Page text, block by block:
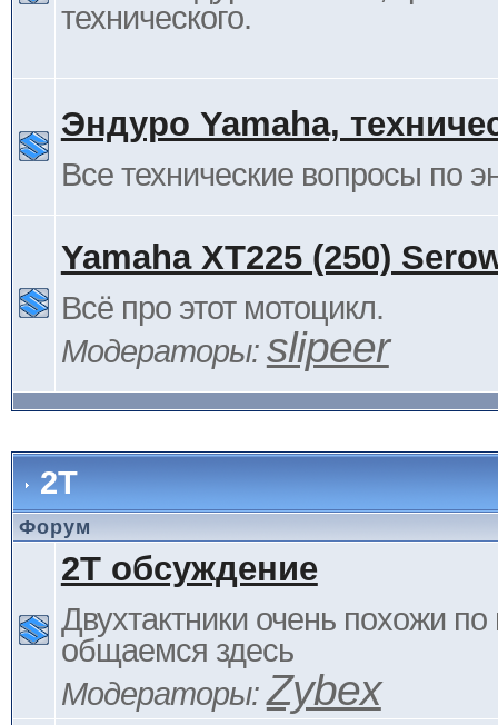
технического.
Эндуро Yamaha,
Все технические вопросы по
Yamaha XT225 (250)
Всё про этот мотоцикл.
Модераторы: slipeer
2Т
Форум
2Т обсуждение
Двухтактники очень похожи по
общаемся здесь
Модераторы:Zybex